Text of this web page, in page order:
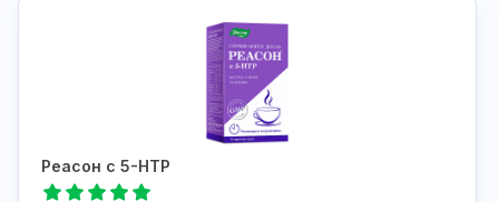
Реасон с 5-НТР